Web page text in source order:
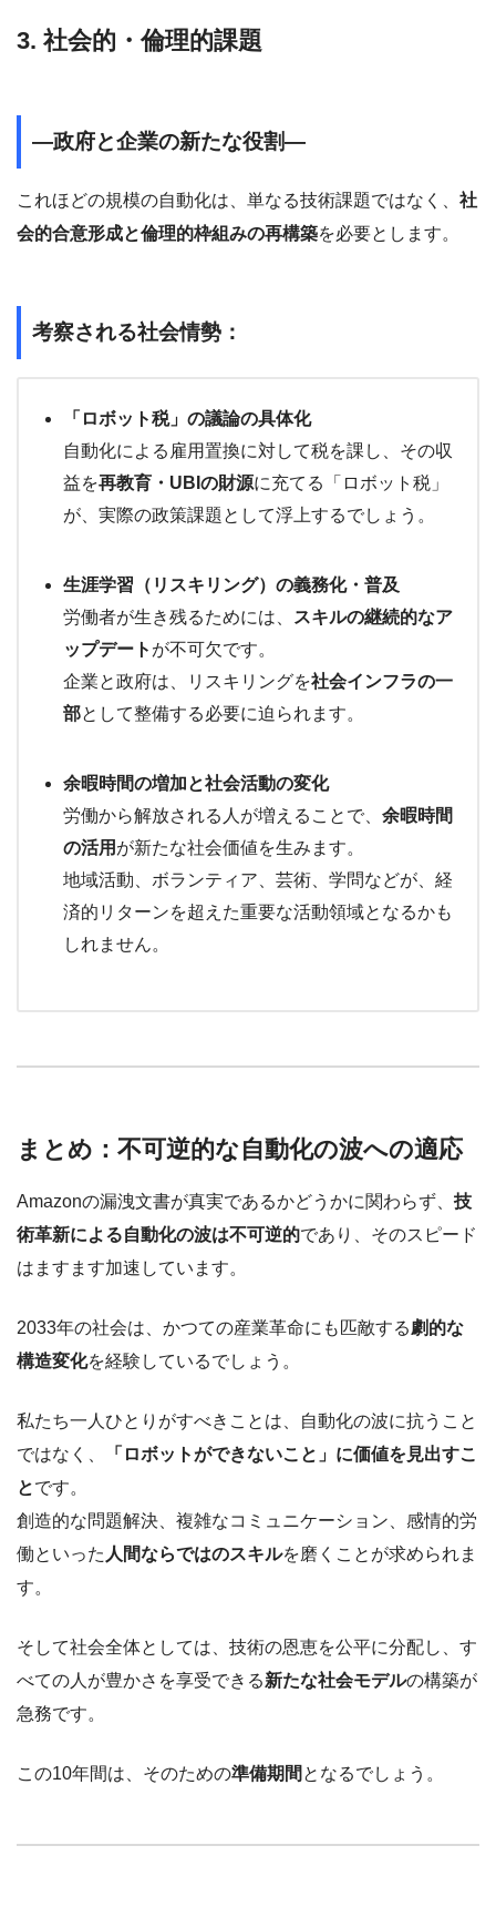
3. 社会的・倫理的課題
―政府と企業の新たな役割―
これほどの規模の自動化は、単なる技術課題ではなく、 社
会的合意形成と倫理的枠組みの再構築を必要とします。
考察される社会情勢：
「ロボット税」の議論の具体化
自動化による雇用置換に対して税を課し、その収
益を再教育・UBIの財源に充てる「ロボット税」
が、実際の政策課題として浮上するでしょう。
生涯学習（リスキリング）の義務化・普及
労働者が生き残るためには、
スキルの継続的なア
ップデート が不可欠です。
企業と政府は、リスキリングを社会インフラの一
部として整備する必要に迫られます。
余暇時間の増加と社会活動の変化
労働から解放される人が増えることで、 余暇時間
の活用 が新たな社会価値を生みます。
地域活動、ボランティア、芸術、学問などが、経
済的リターンを超えた重要な活動領域となるかも
しれません。
まとめ：不可逆的な自動化の波への適応
Amazonの漏洩文書が真実であるかどうかに関わらず、 技
術革新による自動化の波は不可逆的であり、そのスピード
はますます加速しています。
2033年の社会は、かつての産業革命にも匹敵する劇的な
構造変化を経験しているでしょう。
私たち一人ひとりがすべきことは、自動化の波に抗うこと
ではなく、
「ロボットができないこと」に価値を見出すこ
とです。
創造的な問題解決、複雑なコミュニケーション、感情的労
働といった 人間ならではのスキルを磨くことが求められま
す。
そして社会全体としては、技術の恩恵を公平に分配し、す
べての人が豊かさを享受できる新たな社会モデルの構築が
急務です。
この10年間は、そのための準備期間 となるでしょう。